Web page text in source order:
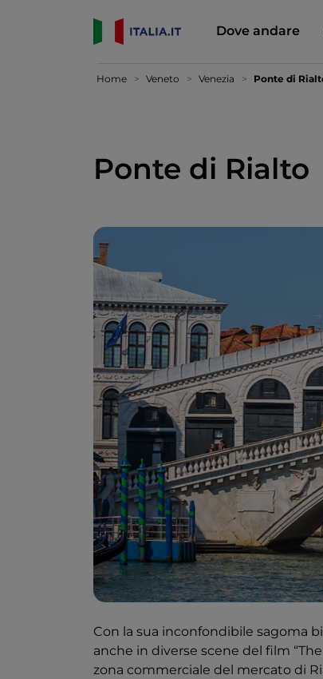
Dove andare
Home Veneto Venezia Ponte di
Ponte di Rialto
Con la sua inconfondibile sagoma
anche in diverse scene del film
zona commerciale del mercato di